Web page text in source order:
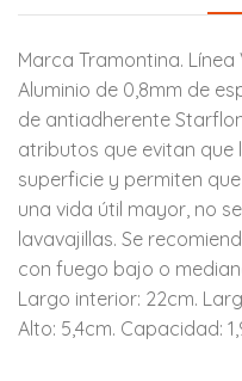
Marca Tramontina.
Aluminio de 0,8mm de
de antiadherente
atributos que evitan que
superficie y permiten
una vida útil mayor, no
lavavajillas. Se
con fuego bajo o
Largo interior: 22cm.
Alto: 5,4cm. Capacidad: